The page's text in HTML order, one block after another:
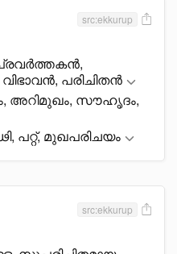
src:ekkurup
പരിചിതൻ
അറിമുഖം, സൗഹൃദം,
പറ്റ്, മുഖപരിചയം
src:ekkurup